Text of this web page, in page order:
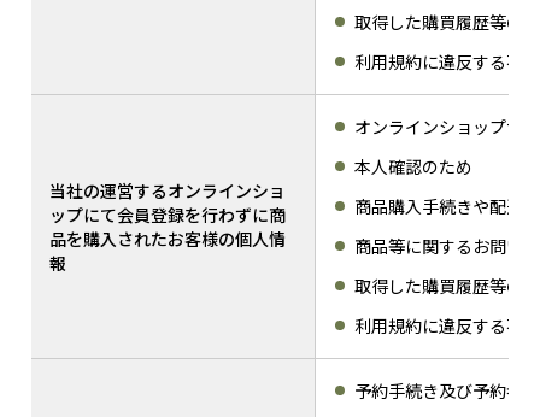
取得した購買履歴等の
利用規約に違反する不
当社の運営するオンラインショ
ップにて会員登録を行わずに商
品を購入されたお客様の個人情
報
オンラインショップサ
本人確認のため
商品購入手続きや配送
商品等に関するお問い
取得した購買履歴等の
利用規約に違反する不
予約手続き及び予約者